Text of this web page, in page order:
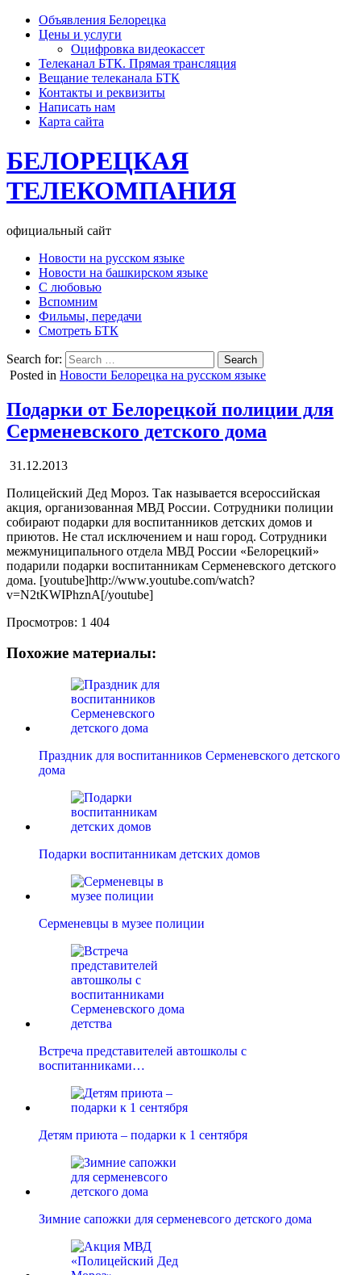
Объявления Белорецка
Цены и услуги
Оцифровка видеокассет
Телеканал БТК. Прямая трансляция
Вещание телеканала БТК
Контакты и реквизиты
Написать нам
Карта сайта
БЕЛОРЕЦКАЯ
ТЕЛЕКОМПАНИЯ
официальный сайт
Новости на русском языке
Новости на башкирском языке
С любовью
Вспомним
Фильмы, передачи
Смотреть БТК
Search for:
Posted in Новости Белорецка на русском языке
Подарки от Белорецкой полиции для
Серменевского детского дома
31.12.2013
Полицейский Дед Мороз. Так называется всероссийская
акция, организованная МВД России. Сотрудники полиции
собирают подарки для воспитанников детских домов и
приютов. Не стал исключением и наш город. Сотрудники
межмуниципального отдела МВД России «Белорецкий»
подарили подарки воспитанникам Серменевского детского
дома. [youtube]http://www.youtube.com/watch?
v=N2tKWIPhznA[/youtube]
Просмотров: 1 404
Похожие материалы:
Праздник для воспитанников Серменевского детского
дома
Подарки воспитанникам детских домов
Серменевцы в музее полиции
Встреча представителей автошколы с
воспитанниками…
Детям приюта – подарки к 1 сентября
Зимние сапожки для серменевсого детского дома